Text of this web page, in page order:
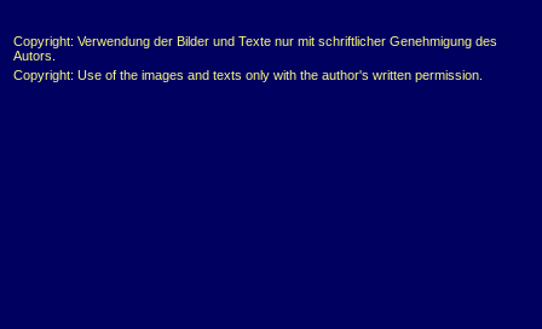
Copyright: Verwendung der Bilder und Texte nur mit schriftlicher Genehmigung des
Autors.
Copyright: Use of the images and texts only with the author's written permission.